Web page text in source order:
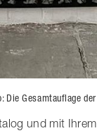
Die Gesamtauflage
und mit